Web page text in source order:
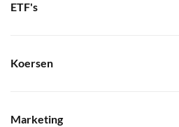
ETF's
Koersen
Marketing